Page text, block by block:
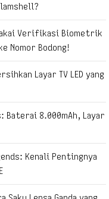
Verifikasi Biometrik
Nomor Bodong!
Layar TV LED yang
Baterai 8.000mAh, Layar
Kenali Pentingnya